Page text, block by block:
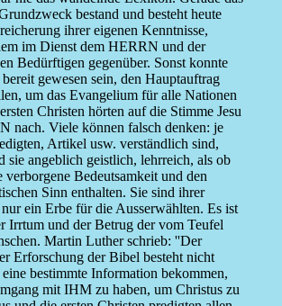
bestand und besteht heute
ihrer eigenen Kenntnisse,
im Dienst dem HERRN und der
Bedürftigen gegenüber. Sonst konnte
gewesen sein, den Hauptauftrag
um das Evangelium für alle Nationen
Christen hörten auf die Stimme Jesu
nach. Viele können falsch denken: je
Artikel usw. verständlich sind,
sie angeblich geistlich, lehrreich, als ob
verborgene Bedeutsamkeit und den
Sinn enthalten. Sie sind ihrer
ein Erbe für die Ausserwählten. Es ist
Irrtum und der Betrug der vom Teufel
Martin Luther schrieb: ''Der
Erforschung der Bibel besteht nicht
bestimmte Information bekommen,
mit IHM zu haben, um Christus zu